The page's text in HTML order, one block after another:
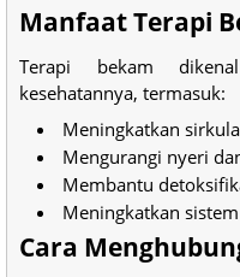
Manfaat Terapi
Terapi bekam
kesehatannya, termasuk:
Meningkatkan
Mengurangi nyeri
Membantu
Meningkatkan
Cara